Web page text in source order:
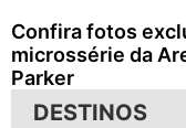
Confira fotos
microssérie da
Parker
DESTINOS